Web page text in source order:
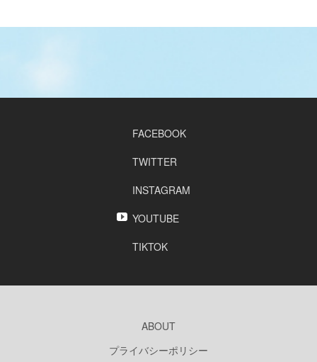
FACEBOOK
TWITTER
INSTAGRAM
YOUTUBE
TIKTOK
ABOUT
プライバシーポリシー